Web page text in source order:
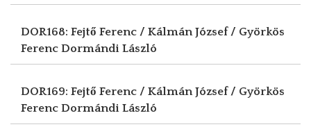
DOR168: Fejtő Ferenc / Kálmán József / Györkös
Ferenc Dormándi László
DOR169: Fejtő Ferenc / Kálmán József / Györkös
Ferenc Dormándi László